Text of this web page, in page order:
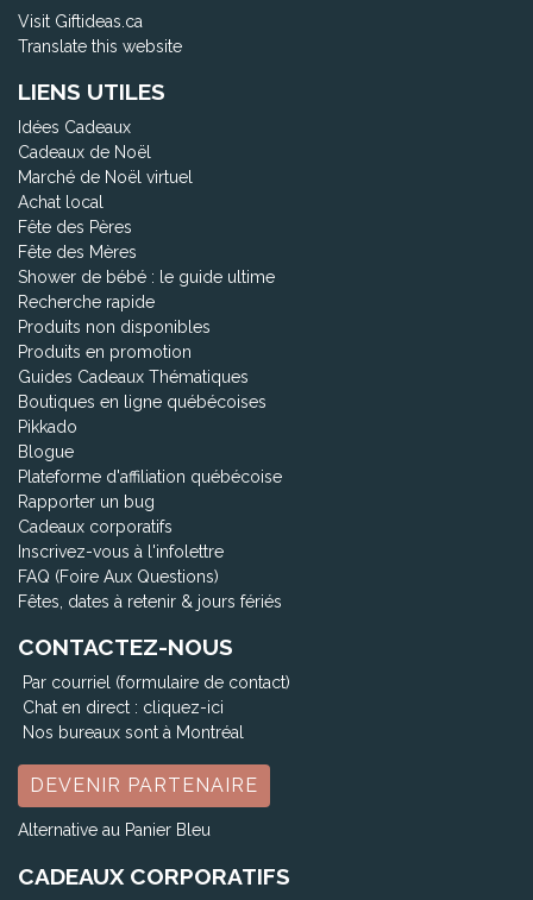
Visit Giftideas.ca
Translate this website
LIENS UTILES
Idées Cadeaux
Cadeaux de Noël
Marché de Noël virtuel
Achat local
Fête des Pères
Fête des Mères
Shower de bébé : le guide ultime
Recherche rapide
Produits non disponibles
Produits en promotion
Guides Cadeaux Thématiques
Boutiques en ligne québécoises
Pikkado
Blogue
Plateforme d'affiliation québécoise
Rapporter un bug
Cadeaux corporatifs
Inscrivez-vous à l'infolettre
FAQ (Foire Aux Questions)
Fêtes, dates à retenir & jours fériés
CONTACTEZ-NOUS
Par courriel (formulaire de contact)
Chat en direct : cliquez-ici
Nos bureaux sont à Montréal
DEVENIR PARTENAIRE
Alternative au Panier Bleu
CADEAUX CORPORATIFS